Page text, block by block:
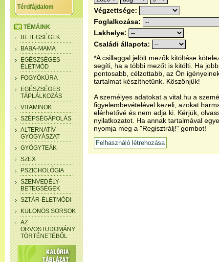
Térdfájdalom
TÉMÁINK
BETEGSÉGEK
BABA-MAMA
EGÉSZSÉGES
ÉLETMÓD
FOGYÓKÚRA
EGÉSZSÉGES
TÁPLÁLKOZÁS
VITAMINOK
SZÉPSÉGÁPOLÁS
ALTERNATÍV
GYÓGYÁSZAT
GYÓGYTEÁK
SZEX
PSZICHOLÓGIA
SZENVEDÉLY-
BETEGSÉGEK
SZTÁR-ÉLETMÓDI
KÜLÖNÖS SORSOK
AZ
ORVOSTUDOMÁNY
TÖRTÉNETÉBŐL
Végzettsége:
Foglalkozása:
Lakhelye:
Családi állapota:
*A csillaggal jelölt mezők kitöltése
segíti, ha a többi mezőt is kitölti. Ha
pontosabb, célzottabb, az Ön
tartalmat készíthetünk. Köszönjük!
A személyes adatokat a vital.hu a
figyelembevételével kezeli, azokat
elérhetővé és nem adja ki. Kérjük,
nyilatkozatot. Ha annak tartalmával
nyomja meg a "Regisztrálj!" gombot!